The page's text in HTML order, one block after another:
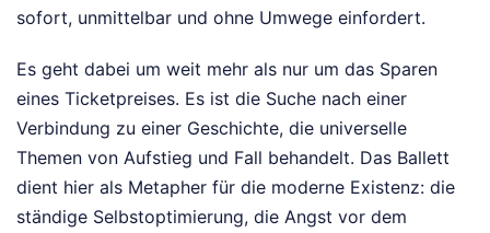
sofort, unmittelbar und ohne Umwege einfordert.
Es geht dabei um weit mehr als nur um das Sparen
eines Ticketpreises. Es ist die Suche nach einer
Verbindung zu einer Geschichte, die universelle
Themen von Aufstieg und Fall behandelt. Das Ballett
dient hier als Metapher für die moderne Existenz: die
ständige Selbstoptimierung, die Angst vor dem